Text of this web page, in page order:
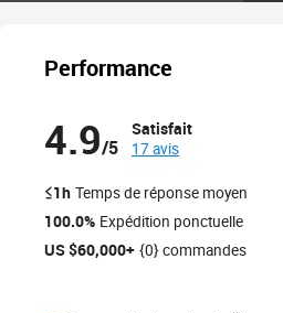
Performance
4.9/5
Satisfait
17 avis
≤1h Temps de réponse moyen
100.0% Expédition ponctuelle
US $60,000+ {0} commandes